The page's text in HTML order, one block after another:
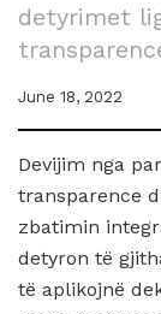
detyrimet
June 18, 2022
Devijim nga
transparence
zbatimin
detyron të
të aplikojnë